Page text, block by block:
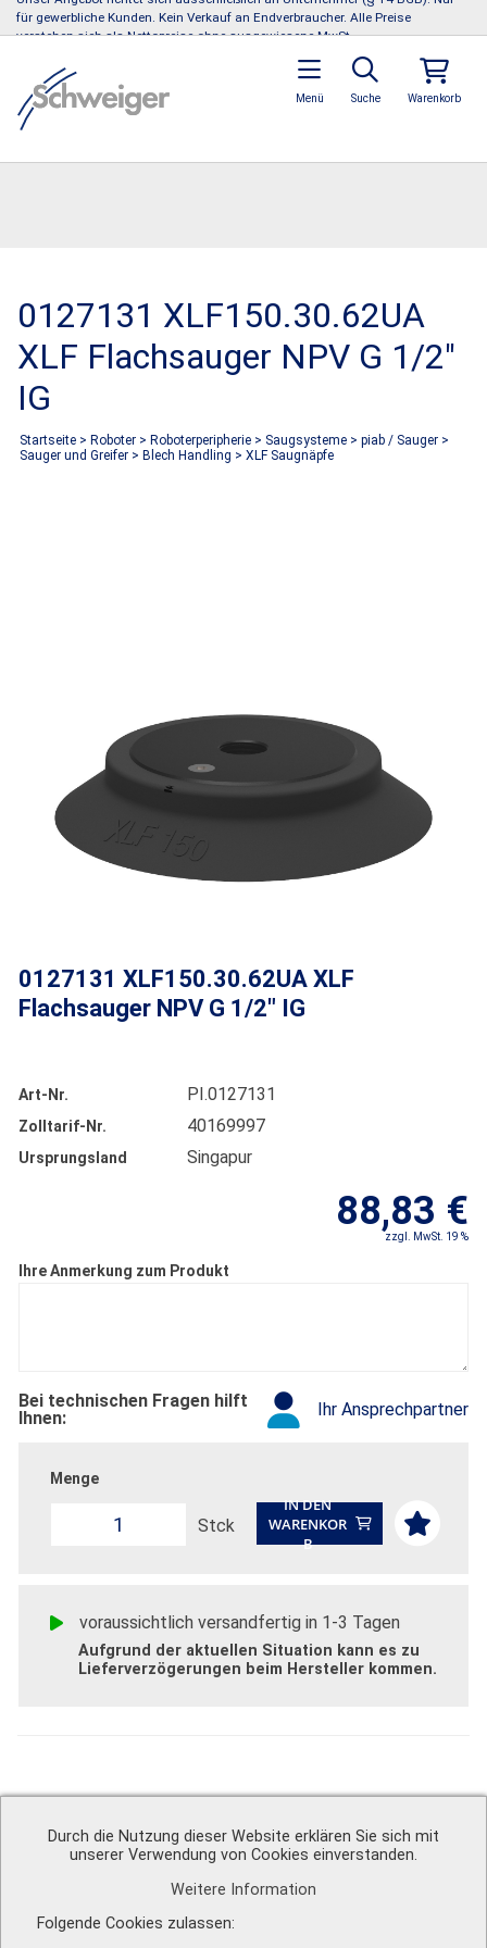
Durch die Nutzung dieser Website erklären Sie sich mit
unserer Verwendung von Cookies einverstanden.
Weitere Information
Folgende Cookies zulassen
0127131 XLF150.30.62UA
XLF Flachsauger NPV G 1/2"
IG
Startseite > Roboter > Roboterperipherie > Saugsysteme > piab / Sauger >
Sauger und Greifer > Blech Handling > XLF Saugnäpfe
0127131 XLF150.30.62UA XLF
Flachsauger NPV G 1/2" IG
Art-Nr. PI.0127131
Zolltarif-Nr. 40169997
Ursprungsland Singapur
88,83 €
zzgl. MwSt. 19 %
Ihre Anmerkung zum Produkt
Bei technischen Fragen hilft
Ihnen:
Ihr Ansprechpartner
Menge
Stck
IN DEN
WARENKOR
B
voraussichtlich versandfertig in 1-3 Tagen
Aufgrund der aktuellen Situation kann es zu
Lieferverzögerungen beim Hersteller kommen.
Ohmstr. 1
82054 Sauerlach
Warenkorb
Suche
Menü
für gewerbliche Kunden. Kein Verkauf an Endverbraucher. Alle Preise
verstehen sich als Nettopreise ohne ausgewiesene MwSt.